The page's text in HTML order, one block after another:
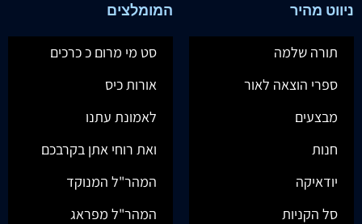
ניווט מהיר
תורה שלמה
ספרי הוצאה לאור
מבצעים
חנות
יודאיקה
סל הקניות
המומלצים
סט מי מרום כ כרכים
אורות כיס
לאמונת עתנו
ואת רוחי אתן בקרבכם
המהר"ל המנוקד
המהר"ל מפראג